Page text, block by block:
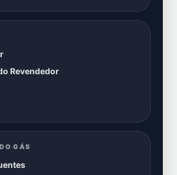
Revendedor
GÁS